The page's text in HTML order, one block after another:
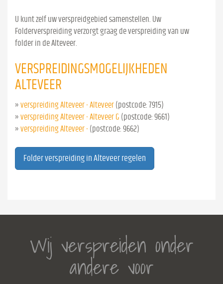
U kunt zelf uw verspreidgebied samenstellen. Uw
Folderverspreiding verzorgt graag de verspreiding van uw
folder in de Alteveer.
VERSPREIDINGSMOGELIJKHEDEN
ALTEVEER
» verspreiding Alteveer - Alteveer (postcode: 7915)
» verspreiding Alteveer - Alteveer G (postcode: 9661)
» verspreiding Alteveer - (postcode: 9662)
Folder verspreiding in Alteveer regelen
Wij verspreiden onder
andere voor